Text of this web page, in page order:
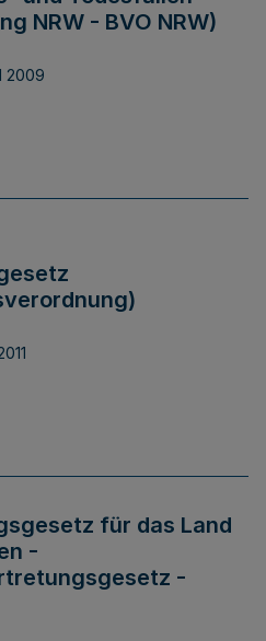
NRW - BVO NRW)
2009
für das Land
-
-